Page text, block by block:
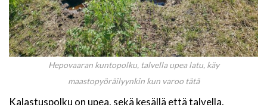
Hepovaaran kuntopolku, talvella upea latu, käy
maastopyöräilyynkin kun varoo tätä
Kalastuspolku on upea, sekä kesällä että talvella.